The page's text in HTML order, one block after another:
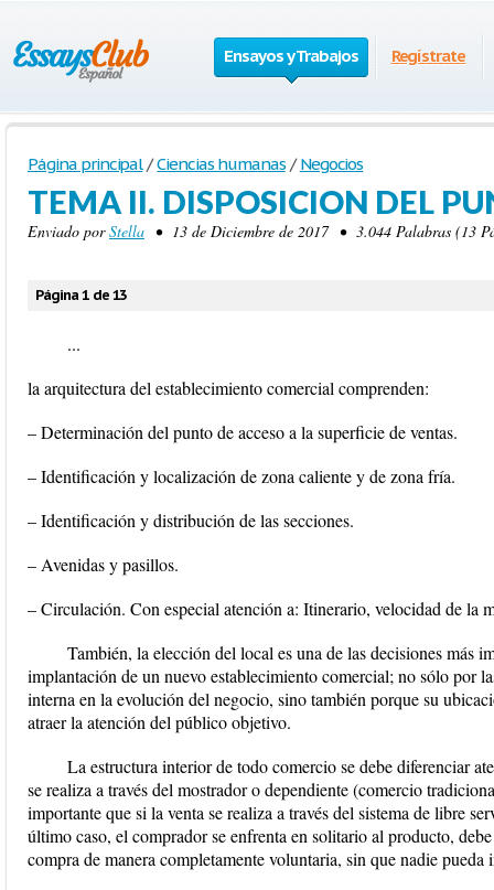
Ensayos y Trabajos Regístrate
Página principal / Ciencias humanas / Negocios
TEMA II. DISPOSICION DEL
Enviado porStella • 13 de Diciembre de 2017 • 3.044 Palabras (13
Página 1 de 13
...
la arquitectura del establecimiento comercial comprenden:
– Determinación del punto de acceso a la superficie de ventas.
– Identificación y localización de zona caliente y de zona fría.
– Identificación y distribución de las secciones.
– Avenidas y pasillos.
– Circulación. Con especial atención a: Itinerario, velocidad de la
También, la elección del local es una de las decisiones más
implantación de un nuevo establecimiento comercial; no sólo por
interna en la evolución del negocio, sino también porque su
atraer la atención del público objetivo.
La estructura interior de todo comercio se debe diferenciar
se realiza a través del mostrador o dependiente (comercio
importante que si la venta se realiza a través del sistema de libre
último caso, el comprador se enfrenta en solitario al producto,
compra de manera completamente voluntaria, sin que nadie